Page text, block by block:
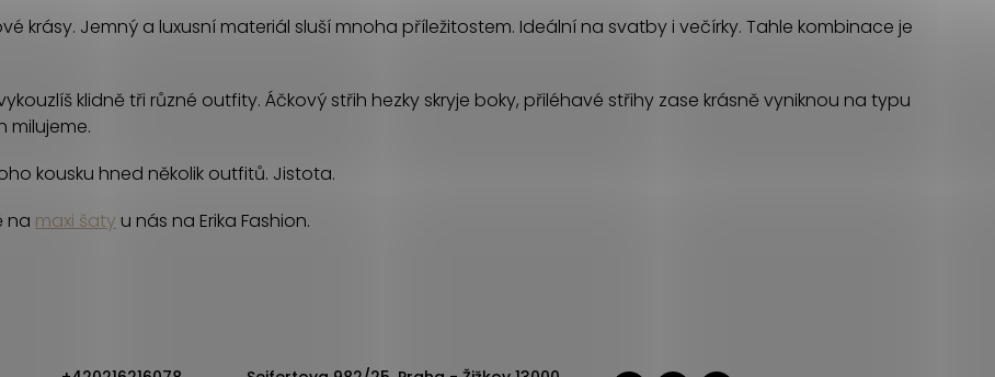
krásy. Jemný a luxusní materiál sluší mnoha příležitostem. Ideální na svatby i večírky. Tahle kombinace je
klidně tři různé outfity. Áčkový střih hezky skryje boky, přiléhavé střihy zase krásně vyniknou na typu
milujeme.
kousku hned několik outfitů. Jistota.
na maxi šaty u nás na Erika Fashion.